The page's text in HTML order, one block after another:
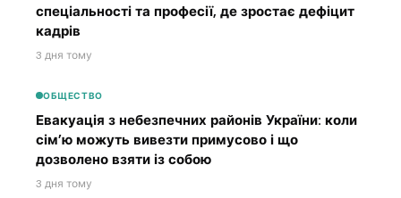
спеціальності та професії, де зростає дефіцит
кадрів
3 дня тому
ОБЩЕСТВО
Евакуація з небезпечних районів України: коли
сім’ю можуть вивезти примусово і що
дозволено взяти із собою
3 дня тому